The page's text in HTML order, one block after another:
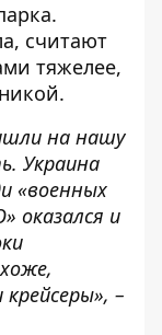
считают
тяжелее,
на нашу
Украина
«военных
оказался и
–